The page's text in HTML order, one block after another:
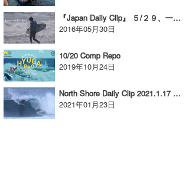
『Japan Daily Clip』 ５/２９、一宮千葉オープン／メンズファイナル
2016年05月30日
10/20 Comp Repo
2019年10月24日
North Shore Daily Clip 2021.1.17 @ Haleiwa
2021年01月23日
ハンマー
まっきー
三輪予報士
小川予報士
上田純子